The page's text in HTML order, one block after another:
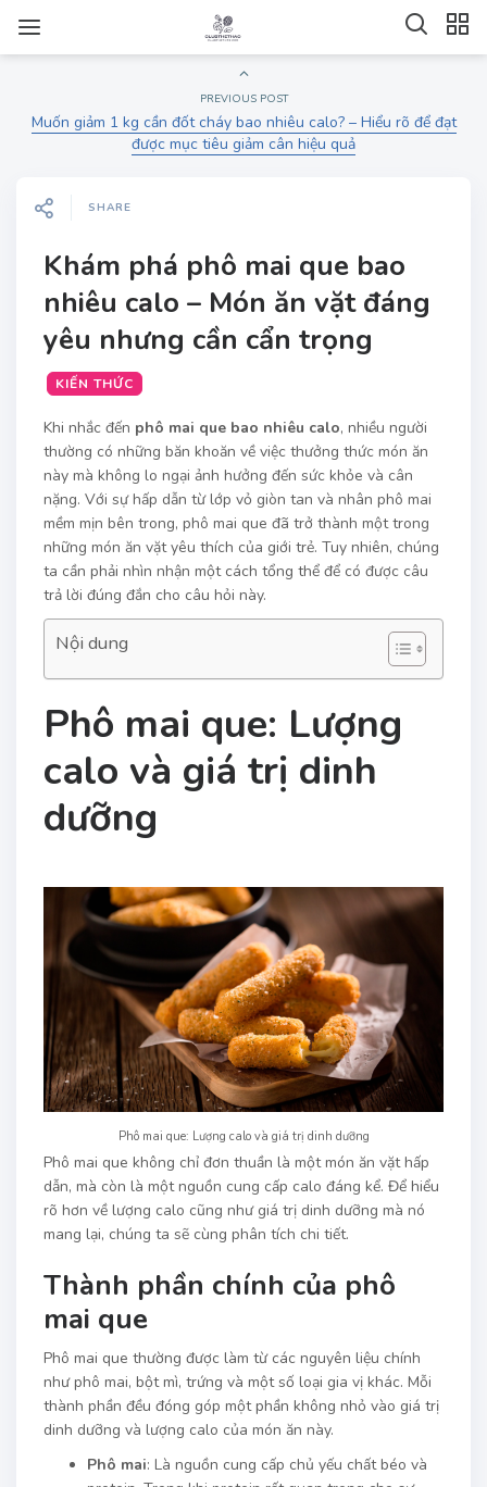
PREVIOUS POST
Muốn giảm 1 kg cần đốt cháy bao nhiêu calo? – Hiểu rõ để đạt
được mục tiêu giảm cân hiệu quả
SHARE
Khám phá phô mai que bao
nhiêu calo – Món ăn vặt đáng
yêu nhưng cần cẩn trọng
KIẾN THỨC
Khi nhắc đến phô mai que bao nhiêu calo, nhiều người
thường có những băn khoăn về việc thưởng thức món ăn
này mà không lo ngại ảnh hưởng đến sức khỏe và cân
nặng. Với sự hấp dẫn từ lớp vỏ giòn tan và nhân phô mai
mềm mịn bên trong, phô mai que đã trở thành một trong
những món ăn vặt yêu thích của giới trẻ. Tuy nhiên, chúng
ta cần phải nhìn nhận một cách tổng thể để có được câu
trả lời đúng đắn cho câu hỏi này.
Nội dung
Phô mai que: Lượng
calo và giá trị dinh
dưỡng
Phô mai que: Lượng calo và giá trị dinh dưỡng
Phô mai que không chỉ đơn thuần là một món ăn vặt hấp
dẫn, mà còn là một nguồn cung cấp calo đáng kể. Để hiểu
rõ hơn về lượng calo cũng như giá trị dinh dưỡng mà nó
mang lại, chúng ta sẽ cùng phân tích chi tiết.
Thành phần chính của phô
mai que
Phô mai que thường được làm từ các nguyên liệu chính
như phô mai, bột mì, trứng và một số loại gia vị khác. Mỗi
thành phần đều đóng góp một phần không nhỏ vào giá trị
dinh dưỡng và lượng calo của món ăn này.
Phô mai: Là nguồn cung cấp chủ yếu chất béo và